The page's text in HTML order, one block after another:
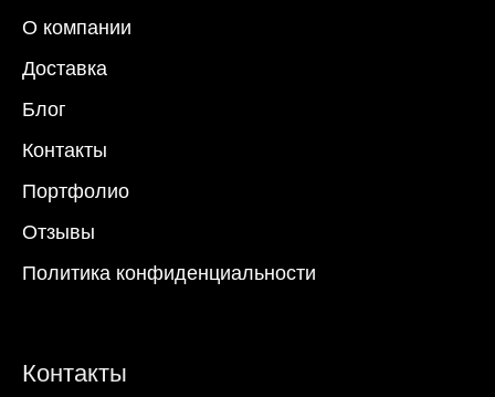
О компании
Доставка
Блог
Контакты
Портфолио
Отзывы
Политика конфиденциальности
Контакты